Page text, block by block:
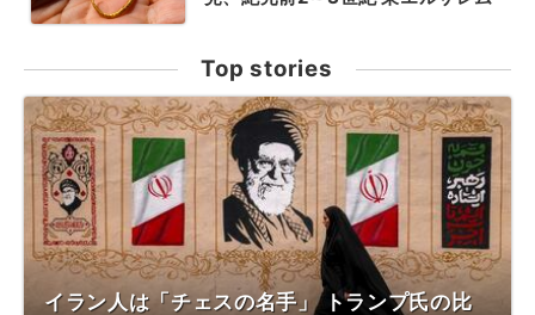
Top stories
イラン人は「チェスの名手」 トランプ氏の比